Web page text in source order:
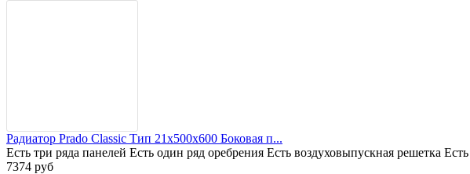
Радиатор Prado Classic Тип 21x500x600 Боковая п...
Есть три ряда панелей Есть один ряд оребрения Есть воздуховыпускная решетка
7374 руб